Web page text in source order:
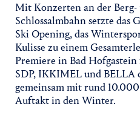
Mit Konzerten an der
Schlossalmbahn setzte das
Ski Opening, das
Kulisse zu einem
Premiere in Bad
SDP, IKKIMEL und BELLA
gemeinsam mit rund
Auftakt in den Winter.